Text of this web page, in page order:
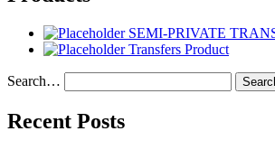
SEMI-PRIVATE
Transfers Product
Search…
Recent Posts